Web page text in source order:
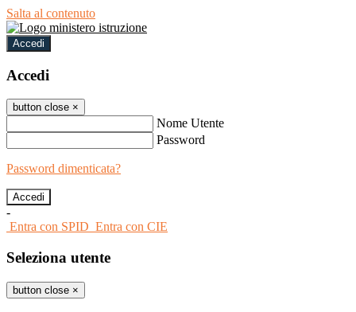
Salta al contenuto
Accedi
Accedi
button close ×
Nome Utente
Password
Password dimenticata?
-
Entra con SPID Entra con CIE
Seleziona utente
button close ×